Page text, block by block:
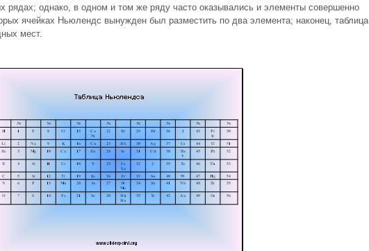
рядах; однако, в одном и том же ряду часто оказывались и элементы совершенно
ячейках Ньюлендс вынужден был разместить по два элемента; наконец, таблица
мест.